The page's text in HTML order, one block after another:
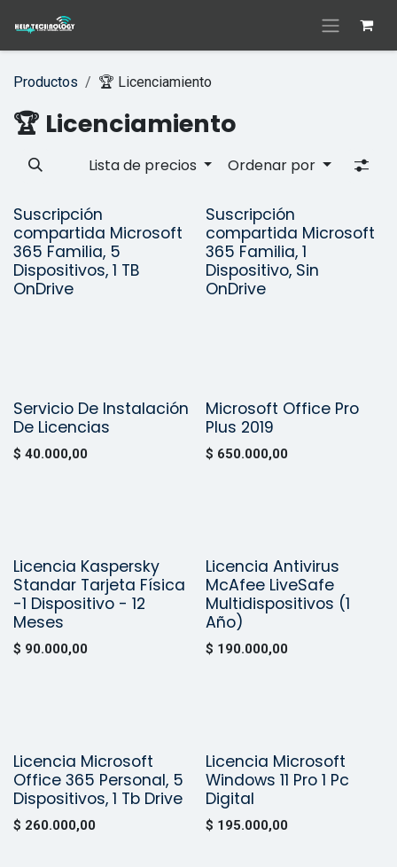
Productos 🏆 Licenciamiento
🏆 Licenciamiento
Lista de precios Ordenar por
Suscripción
compartida Microsoft
365 Familia, 5
Dispositivos, 1 TB
OnDrive
Suscripción
compartida Microsoft
365 Familia, 1
Dispositivo, Sin
OnDrive
Servicio De Instalación
De Licencias
$ 40.000,00
Vendido
Microsoft Office Pro
Plus 2019
$ 650.000,00
Vendido
Licencia Kaspersky
Standar Tarjeta Física
-1 Dispositivo - 12
Meses
$ 90.000,00
¡Nuevo!
Licencia Antivirus
McAfee LiveSafe
Multidispositivos (1
Año)
$ 190.000,00
Licencia Microsoft
Office 365 Personal, 5
Dispositivos, 1 Tb Drive
$ 260.000,00
Vendido
Licencia Microsoft
Windows 11 Pro 1 Pc
Digital
$ 195.000,00